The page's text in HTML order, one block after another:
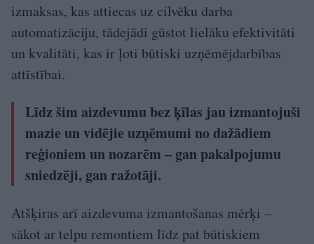
izmaksas, kas attiecas uz cilvēku darba
automatizāciju, tādejādi gūstot lielāku efektivitāti
un kvalitāti, kas ir ļoti būtiski uzņēmējdarbības
attīstībai.
Līdz šim aizdevumu bez ķīlas jau izmantojuši
mazie un vidējie uzņēmumi no dažādiem
reģioniem un nozarēm – gan pakalpojumu
sniedzēji, gan ražotāji.
Atšķiras arī aizdevuma izmantošanas mērķi –
sākot ar telpu remontiem līdz pat būtiskiem